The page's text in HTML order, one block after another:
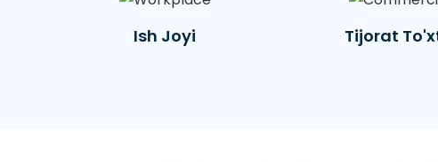
Ish Joyi Tijorat